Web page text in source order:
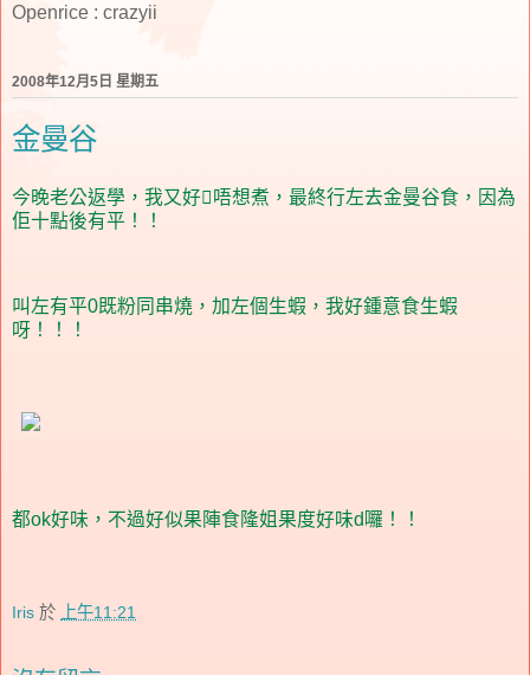
Openrice : crazyii
2008年12月5日 星期五
金曼谷
今晚老公返學，我又好唔想煮，最終行左去金曼谷食，因為
佢十點後有平！！
叫左有平0既粉同串燒，加左個生蝦，我好鍾意食生蝦
呀！！！
都ok好味，不過好似果陣食隆姐果度好味d囉！！
Iris 於 上午11:21